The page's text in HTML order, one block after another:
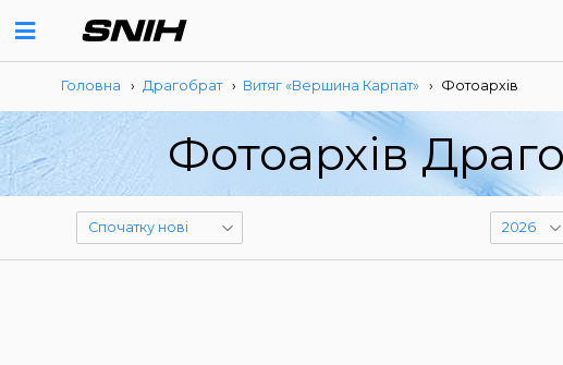
Головна › Драгобрат › Витяг «Вершина Карпат» › Фотоархів
Фотоархів